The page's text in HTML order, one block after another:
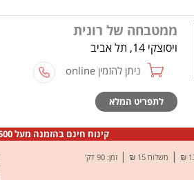
ממטבחה של רונית
ויסוצקי 14, תל אביב
ניתן להזמין online
לתפריט המלא
קינוח חינם בהזמנה מעל 500 ש"ח
| משלוח 15 ₪ | זמן: 90 דק’